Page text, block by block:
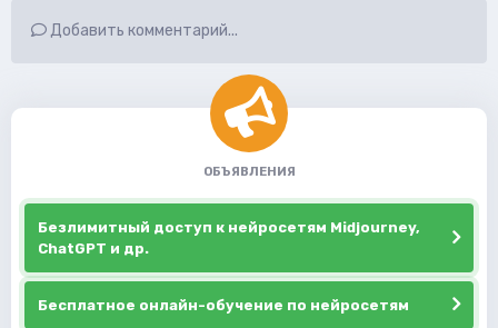
Добавить комментарий...
ОБЪЯВЛЕНИЯ
Безлимитный доступ к нейросетям Midjourney,
ChatGPT и др.
Бесплатное онлайн-обучение по нейросетям